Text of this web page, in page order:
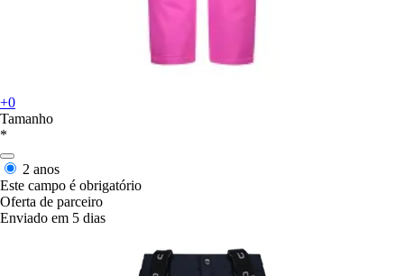
+0
Tamanho
*
2 anos
Este campo é obrigatório
Oferta de parceiro
Enviado em 5 dias